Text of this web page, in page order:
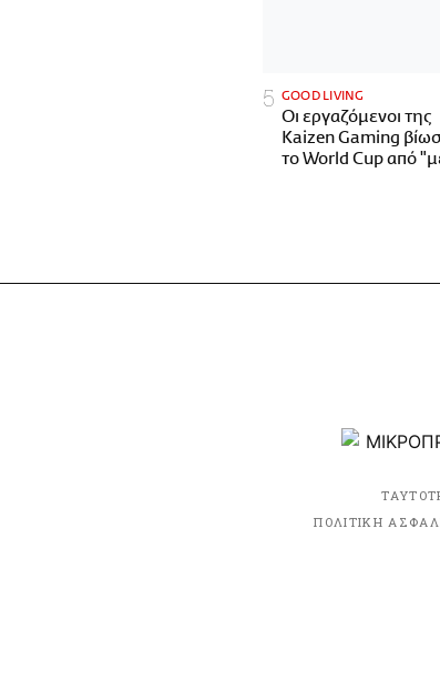
GOOD LIVING
Οι εργαζόμενοι της
Kaizen Gaming
το World Cup από
ΠΟΛΙΤΙΚΗ